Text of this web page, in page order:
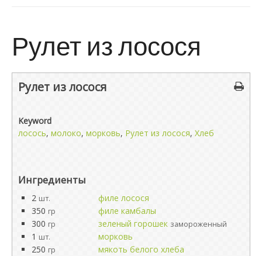
Рулет из лосося
Рулет из лосося
Keyword
лосось, молоко, морковь, Рулет из лосося, Хлеб
Ингредиенты
2 шт.
филе лосося
350 гр
филе камбалы
300 гр зеленый горошек замороженный
1 шт.
морковь
250 гр
мякоть белого хлеба